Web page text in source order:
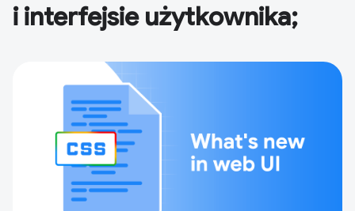
i interfejsie użytkownika;